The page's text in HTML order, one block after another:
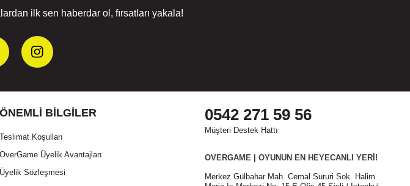
ilk sen haberdar ol, fırsatları yakala!
ÖNEMLI BILGILER
Teslimat Koşulları
OverGame Üyelik Avantajları
Üyelik Sözleşmesi
0542 271 59 56
Müşteri Destek Hattı
OVERGAME | OYUNUN EN HEYECANLI YERİ!
Merkez Gülbahar Mah. Cemal Sururi Sok. Halim